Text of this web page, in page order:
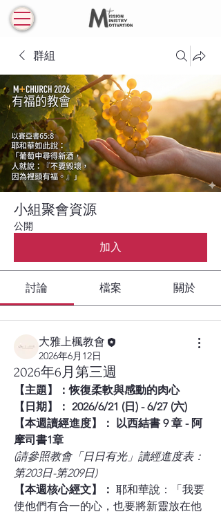
群組
小組聚會資源
公開
加入
討論 檔案 關於
大雅上楓教會
2026年6月12日
2026年6月第三週
【主題】：恢復柔軟與感動的肉心
【日期】： 2026/6/21 (日) - 6/27 (六)
【本週讀經進度】： 以西結書 9 章 - 阿
摩司書1章
(請參照教會「日日有光」讀經進度表：
第203日-第209日)
【本週核心經文】： 耶和華說：「我要
使他們有合一的心，也要將新靈放在他